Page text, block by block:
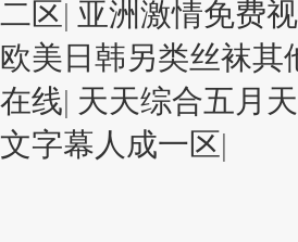
二区| 亚洲激情免费
欧美日韩另类丝袜其
在线| 天天综合五月天
文字幕人成一区|